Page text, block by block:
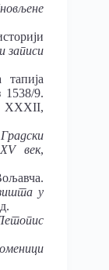
записи
1538/9.
XXXII,
Градски
век,
у